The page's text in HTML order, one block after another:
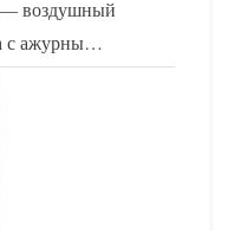
— воздушный
с ажурны…